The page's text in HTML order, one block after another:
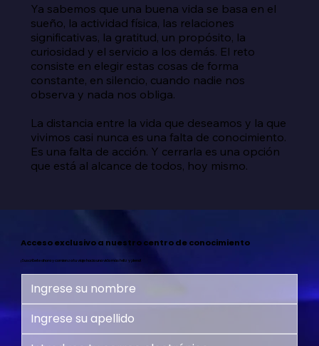
Ya sabemos que una buena vida se basa en el
sueño, la actividad física, las relaciones
significativas, la gratitud, un propósito, la
curiosidad y el servicio a los demás. El reto
consiste en elegir estas cosas de forma
constante, en silencio, cuando nadie nos
observa y nada nos obliga.
La distancia entre la vida que deseamos y la que
vivimos casi nunca es una falta de conocimiento.
Es una falta de acción. Y cerrarla es una opción
que está al alcance de todos, hoy mismo.
Acceso exclusivo a nuestro centro de conocimiento
¡Suscríbete ahora y comienza tu viaje hacia una vida más feliz y plena!